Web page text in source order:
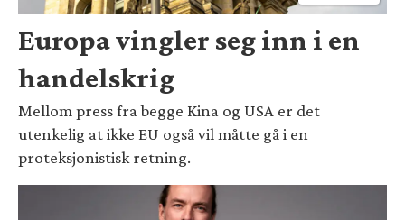
Europa vingler seg inn i en
handelskrig
Mellom press fra begge Kina og USA er det
utenkelig at ikke EU også vil måtte gå i en
proteksjonistisk retning.